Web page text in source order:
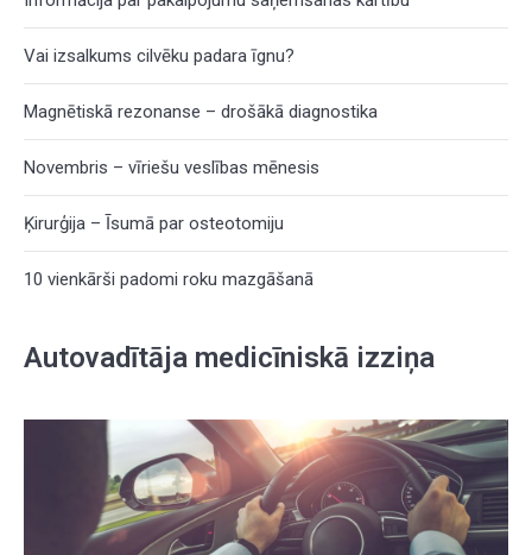
Vai izsalkums cilvēku padara īgnu?
Magnētiskā rezonanse – drošākā diagnostika
Novembris – vīriešu veslības mēnesis
Ķirurģija – Īsumā par osteotomiju
10 vienkārši padomi roku mazgāšanā
Autovadītāja medicīniskā izziņa